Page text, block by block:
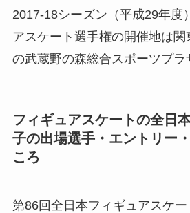
2017-18シーズン（平成29年度
アスケート選手権の開催地は
の武蔵野の森総合スポーツプラ
フィギュアスケートの全日
子の出場選手・エントリー
ころ
第86回全⽇本フィギュアスケ